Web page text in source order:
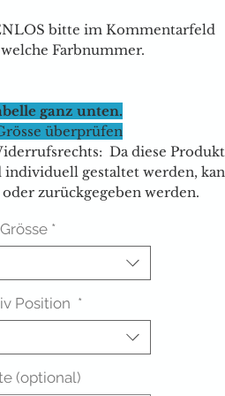
bitte im Kommentarfeld
Farbnummer.
ganz unten.
überprüfen
Da diese
gestaltet werden,
zurückgegeben werden.
Grösse *
Position *
(optional)